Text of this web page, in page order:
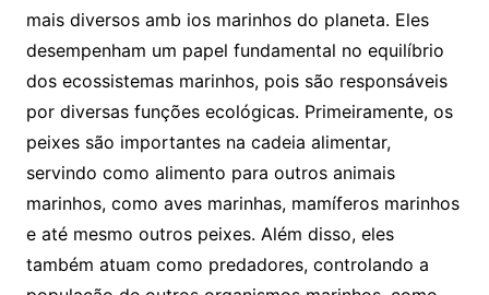
mais diversos amb ios marinhos do planeta. Eles
desempenham um papel fundamental no equilíbrio
dos ecossistemas marinhos, pois são responsáveis
por diversas funções ecológicas. Primeiramente, os
peixes são importantes na cadeia alimentar,
servindo como alimento para outros animais
marinhos, como aves marinhas, mamíferos marinhos
e até mesmo outros peixes. Além disso, eles
também atuam como predadores, controlando a